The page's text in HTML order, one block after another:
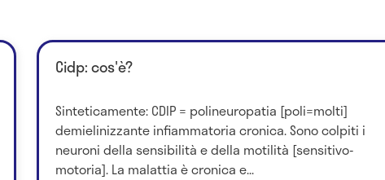
Cidp: cos'è?
Sinteticamente: CDIP = polineuropatia [poli=molti]
demielinizzante infiammatoria cronica. Sono colpiti i
neuroni della sensibilità e della motilità [sensitivo-
motoria]. La malattia è cronica e...